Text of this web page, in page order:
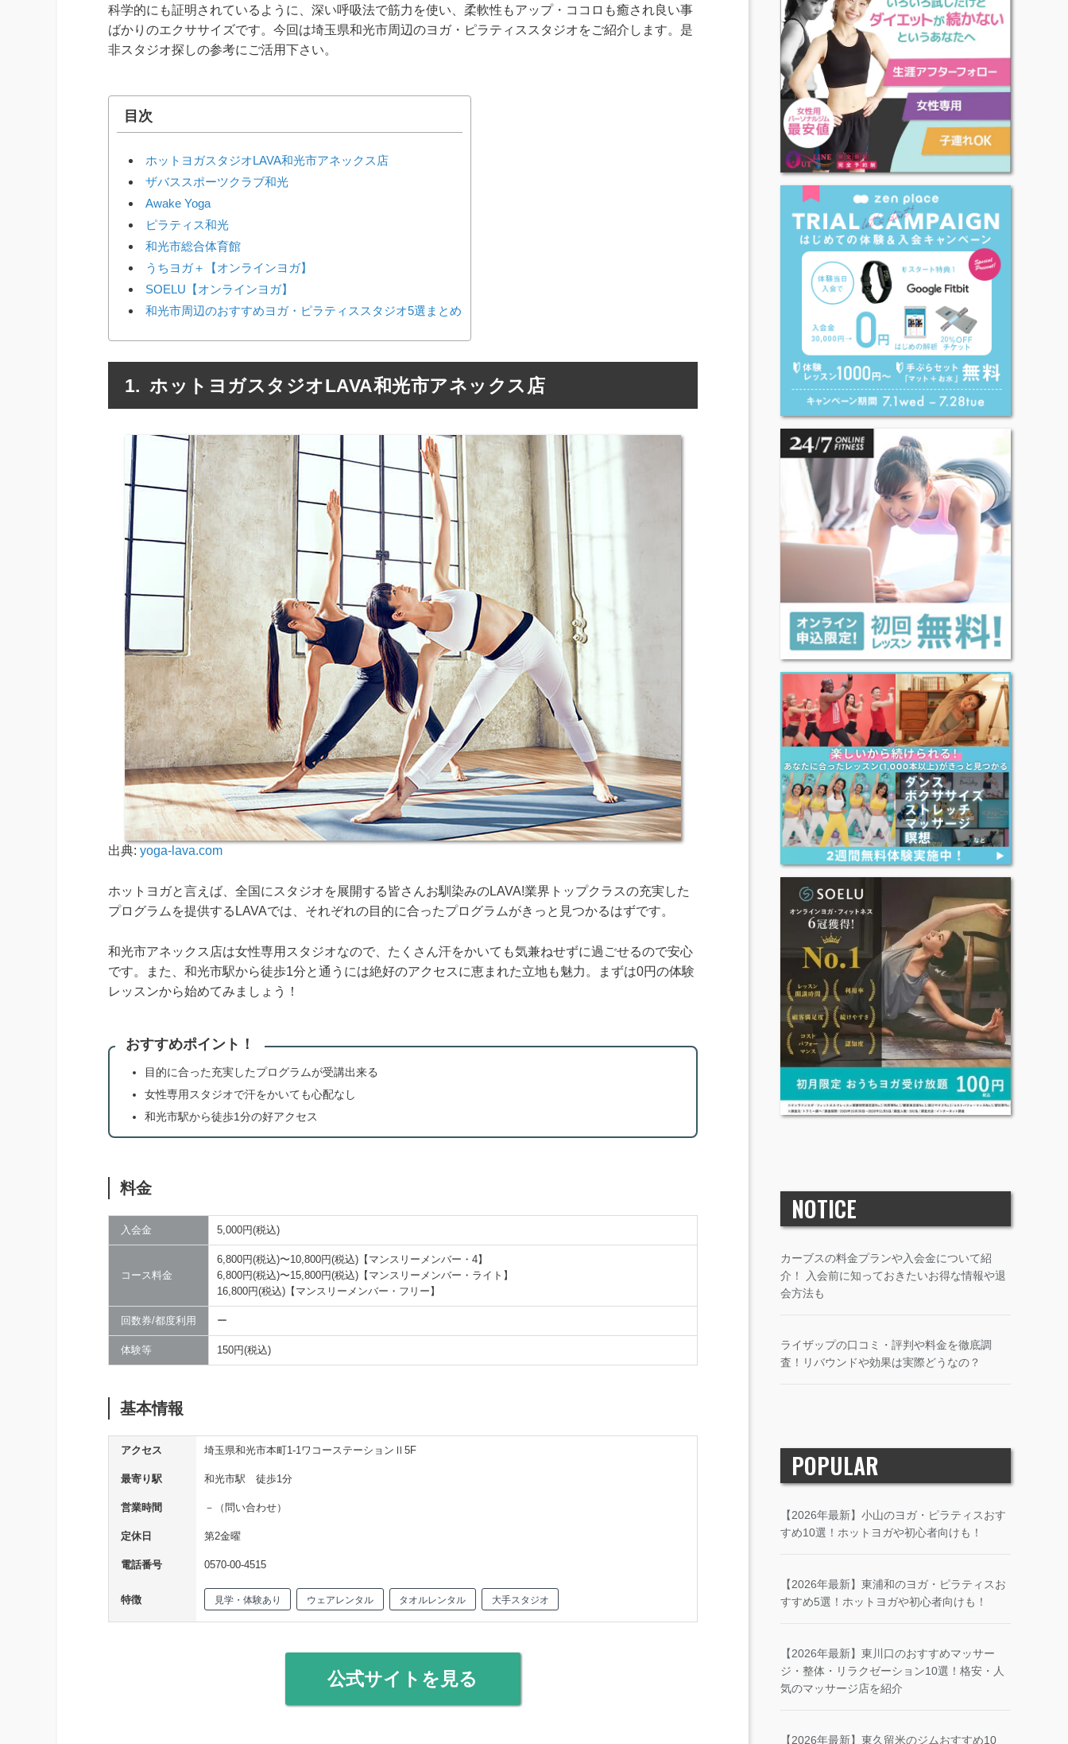
科学的にも証明されているように、深い呼吸法で筋力を使い、柔軟性もアップ・ココロも癒され良い事
ばかりのエクササイズです。今回は埼玉県和光市周辺のヨガ・ピラティススタジオをご紹介します。是
非スタジオ探しの参考にご活用下さい。
目次
ホットヨガスタジオLAVA和光市アネックス店
ザバススポーツクラブ和光
Awake Yoga
ピラティス和光
和光市総合体育館
うちヨガ＋【オンラインヨガ】
SOELU【オンラインヨガ】
和光市周辺のおすすめヨガ・ピラティススタジオ5選まとめ
ホットヨガスタジオLAVA和光市アネックス店
出典: yoga-lava.com
ホットヨガと言えば、全国にスタジオを展開する皆さんお馴染みのLAVA!業界トップクラスの充実した
プログラムを提供するLAVAでは、それぞれの目的に合ったプログラムがきっと見つかるはずです。
和光市アネックス店は女性専用スタジオなので、たくさん汗をかいても気兼ねせずに過ごせるので安心
です。また、和光市駅から徒歩1分と通うには絶好のアクセスに恵まれた立地も魅力。まずは0円の体験
レッスンから始めてみましょう！
おすすめポイント！
目的に合った充実したプログラムが受講出来る
女性専用スタジオで汗をかいても心配なし
和光市駅から徒歩1分の好アクセス
料金
入会金 5,000円(税込)
コース料金
6,800円(税込)〜10,800円(税込)【マンスリーメンバー・4】
6,800円(税込)〜15,800円(税込)【マンスリーメンバー・ライト】
16,800円(税込)【マンスリーメンバー・フリー】
回数券/都度利用 ー
体験等 150円(税込)
基本情報
アクセス 埼玉県和光市本町1-1ワコーステーションⅡ5F
最寄り駅 和光市駅 徒歩1分
営業時間 －（問い合わせ）
定休日 第2金曜
電話番号 0570-00-4515
特徴 見学・体験あり ウェアレンタル タオルレンタル 大手スタジオ
公式サイトを見る
NOTICE
カーブスの料金プランや入会金について紹
介！ 入会前に知っておきたいお得な情報や退
会方法も
ライザップの口コミ・評判や料金を徹底調
査！リバウンドや効果は実際どうなの？
POPULAR
【2026年最新】小山のヨガ・ピラティスおす
すめ10選！ホットヨガや初心者向けも！
【2026年最新】東浦和のヨガ・ピラティスお
すすめ5選！ホットヨガや初心者向けも！
【2026年最新】東川口のおすすめマッサー
ジ・整体・リラクゼーション10選！格安・人
気のマッサージ店を紹介
【2026年最新】東久留米のジムおすすめ10